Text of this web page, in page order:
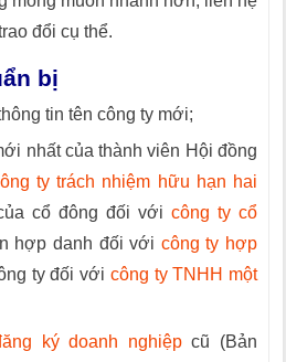
đổi cụ thể.
bị
tin tên công ty mới;
nhất của thành viên Hội đồng
ty trách nhiệm hữu hạn hai
cổ đông đối với công ty cổ
hợp danh đối với công ty hợp
ty đối với công ty TNHH một
ký doanh nghiệpcũ (Bản